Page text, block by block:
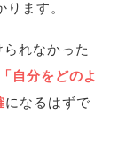
ります。
れなかった
「自分をどのよ
になるはずで